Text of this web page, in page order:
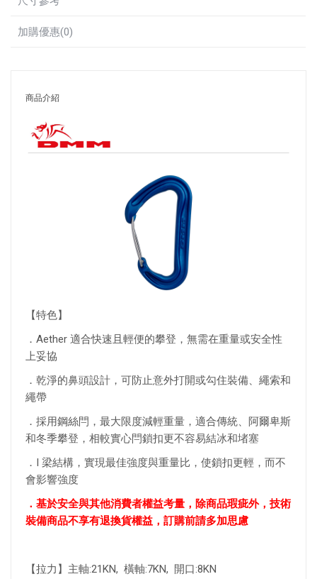
加購優惠(0)
商品介紹
【特色】
．Aether 適合快速且輕便的攀登，無需在重量或安全性
上妥協
．乾淨的鼻頭設計，可防止意外打開或勾住裝備、繩索和
繩帶
．採用鋼絲閂，最大限度減輕重量，適合傳統、阿爾卑斯
和冬季攀登，相較實心閂鎖扣更不容易結冰和堵塞
．I 梁結構，實現最佳強度與重量比，使鎖扣更輕，而不
會影響強度
．基於安全與其他消費者權益考量，除商品瑕疵外，技術
裝備商品不享有退換貨權益，訂購前請多加思慮
【拉力】主軸:21KN, 橫軸:7KN, 開口:8KN